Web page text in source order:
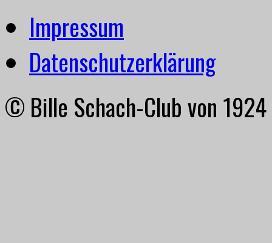
Impressum
Datenschutzerklärung
© Bille Schach-Club von